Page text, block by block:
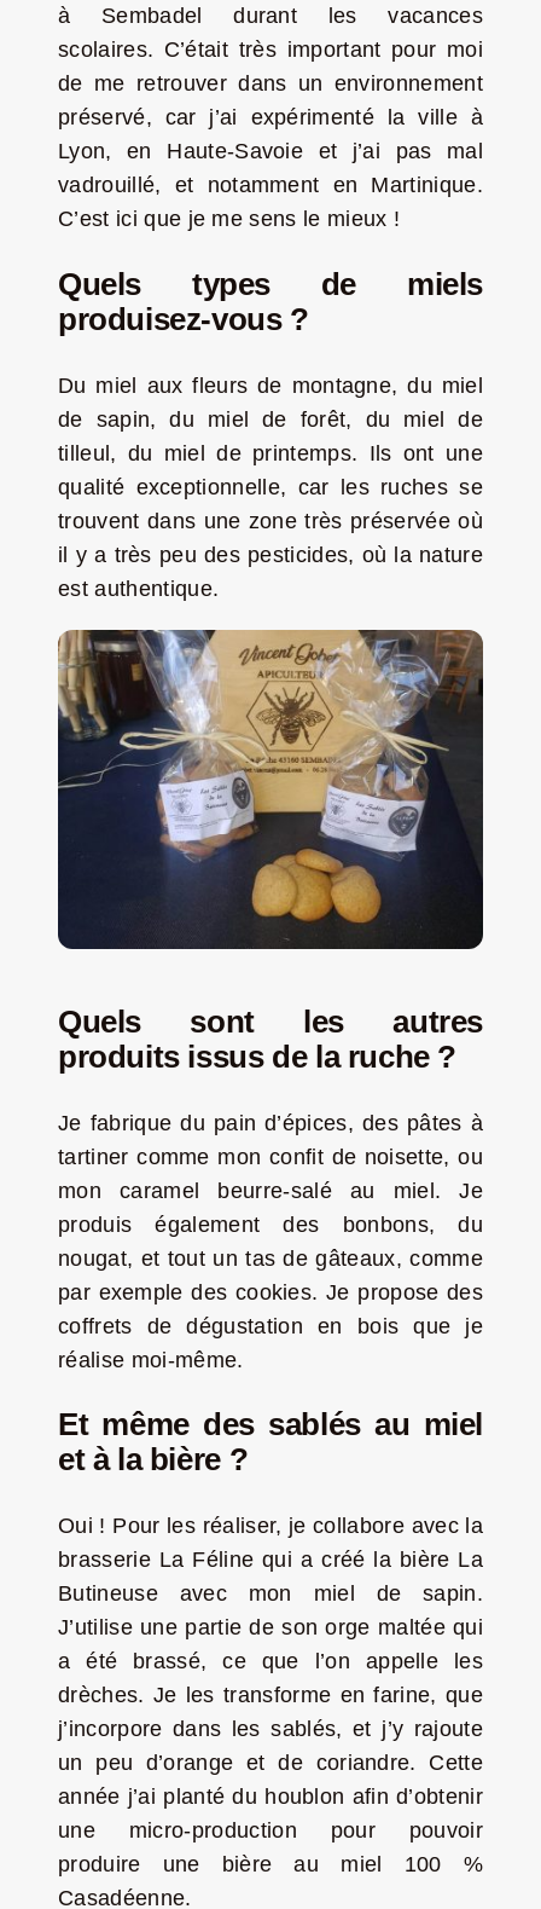
à Sembadel durant les vacances
scolaires. C’était très important pour moi
de me retrouver dans un environnement
préservé, car j’ai expérimenté la ville à
Lyon, en Haute-Savoie et j’ai pas mal
vadrouillé, et notamment en Martinique.
C’est ici que je me sens le mieux !
Quels types de miels
produisez-vous ?
Du miel aux fleurs de montagne, du miel
de sapin, du miel de forêt, du miel de
tilleul, du miel de printemps. Ils ont une
qualité exceptionnelle, car les ruches se
trouvent dans une zone très préservée où
il y a très peu des pesticides, où la nature
est authentique.
Quels sont les autres
produits issus de la ruche ?
Je fabrique du pain d’épices, des pâtes à
tartiner comme mon confit de noisette, ou
mon caramel beurre-salé au miel. Je
produis également des bonbons, du
nougat, et tout un tas de gâteaux, comme
par exemple des cookies. Je propose des
coffrets de dégustation en bois que je
réalise moi-même.
Et même des sablés au miel
et à la bière ?
Oui ! Pour les réaliser, je collabore avec la
brasserie La Féline qui a créé la bière La
Butineuse avec mon miel de sapin.
J’utilise une partie de son orge maltée qui
a été brassé, ce que l’on appelle les
drèches. Je les transforme en farine, que
j’incorpore dans les sablés, et j’y rajoute
un peu d’orange et de coriandre. Cette
année j’ai planté du houblon afin d’obtenir
une micro-production pour pouvoir
produire une bière au miel 100 %
Casadéenne.